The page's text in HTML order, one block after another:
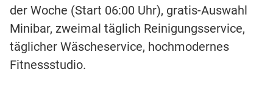
der Woche (Start 06:00 Uhr), gratis-Auswahl
Minibar, zweimal täglich Reinigungsservice,
täglicher Wäscheservice, hochmodernes
Fitnessstudio.